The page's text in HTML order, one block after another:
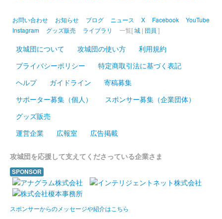
お問い合わせ お知らせ ブログ ニュース X Facebook
YouTube
Instagram
グッズ販売 ライブラリ 一覧[城 | 団員 ]
攻城団について 攻城団の使い方
利用規約
プライバシーポリシー
特定商取引法に基づく表記
ヘルプ
ガイドライン
寄稿募集
サポーター募集（個人）
スポンサー募集（企業団体）
グッズ販売
運営企業
広報室 広告掲載
攻城団を応援して支えてくださっている企業さま
SPONSOR
スポンサーからのメッセージや紹介はこちら